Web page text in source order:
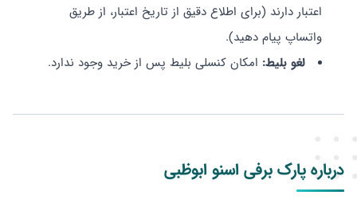
اعتبار دارند (برای اطلاع دقیق از تاریخ اعتبار، از طریق
واتساپ پیام دهید).
لغو بلیط: امکان کنسلی بلیط پس از خرید وجود ندارد.
درباره پارک برفی اسنو ابوظبی